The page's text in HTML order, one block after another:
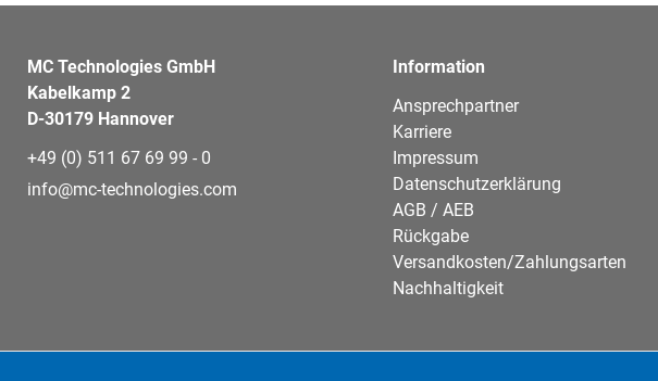
MC Technologies GmbH
Kabelkamp 2
D-30179 Hannover
+49 (0) 511 67 69 99 - 0
info@mc-technologies.com
Information
Ansprechpartner
Karriere
Impressum
Datenschutzerklärung
AGB / AEB
Rückgabe
Versandkosten/Zahlungsarten
Nachhaltigkeit